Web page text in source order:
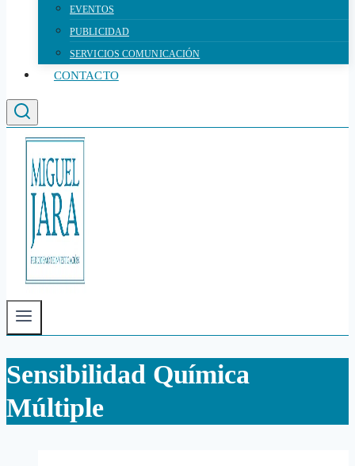
EVENTOS
PUBLICIDAD
SERVICIOS COMUNICACIÓN
CONTACTO
Sensibilidad Química
Múltiple